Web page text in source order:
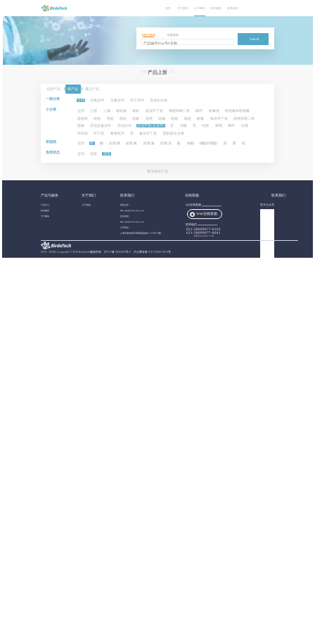
首页 关于我们 分子砌块 技术服务 联系我们
关键字搜索
批量搜索
Search
NEW PRODUCTS
产品上新
全部产品 新产品 重点产品
一级分类 全部 含氧杂环 含氮杂环 其它杂环 其他化合物
小分类 全部 三唑 三嗪 硫杂环丁烷 噻唑和噻二唑 螺环 喹啉类 喹唑啉和喹喔啉
吡咯烷 吡咯 哒嗪 吡唑 氧杂环丁烷 噁唑和噁二唑
噁嗪 其他含氮杂环 其他杂环 其他芳香(非杂环) 吲哚 茚 吲唑 咪唑 稠环
环丙烷 环丁烷 桥接双环 苯 氮杂环丁烷 脂肪族化合物
官能团 全部 腈 酮 卤素:碘 卤素:氟 卤素:氯 卤素:溴 酯 羧酸 硼酸和硼酯 胺 醛
库库状态 全部 现货 期货
暂无相关产品
产品与服务 关于我们 联系我们 在线客服 联系我们
产品中心
技术服务
分子砌块
关于都创
商务合作：
BB_sales@birdotech.com
意见反馈：
BB_sales@birdotech.com
公司地址：
上海市浦东新区周浦镇蓝靛路1199号1号楼
QQ在线客服
Web在线客服
联系电话
021-58099077-8102
021-58099077-8041
工作日 09:00-17:00
官方公众号
2015 - 2023© Copyright © 2019 Birdotech版权所有 , 沪ICP备15032529号-2 沪公网安备 31011502016361号